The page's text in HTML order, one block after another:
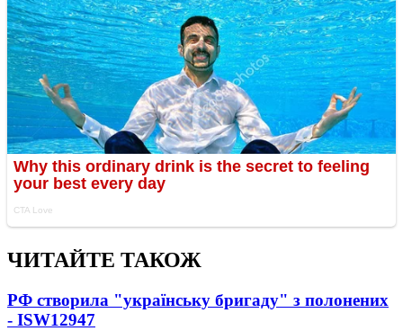
ЧИТАЙТЕ ТАКОЖ
РФ створила "українську бригаду" з полонених
- ISW12947